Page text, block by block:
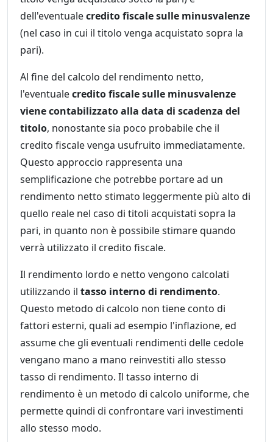
dell'eventualecredito fiscale sulle minusvalenze
(nel caso in cui il titolo venga acquistato sopra la
pari).
Al fine del calcolo del rendimento netto,
l'eventualecredito fiscale sulle minusvalenze
viene contabilizzato alla data di scadenza del
titolo, nonostante sia poco probabile che il
credito fiscale venga usufruito immediatamente.
Questo approccio rappresenta una
semplificazione che potrebbe portare ad un
rendimento netto stimato leggermente più alto di
quello reale nel caso di titoli acquistati sopra la
pari, in quanto non è possibile stimare quando
verrà utilizzato il credito fiscale.
Il rendimento lordo e netto vengono calcolati
utilizzando il tasso interno di rendimento.
Questo metodo di calcolo non tiene conto di
fattori esterni, quali ad esempio l'inflazione, ed
assume che gli eventuali rendimenti delle cedole
vengano mano a mano reinvestiti allo stesso
tasso di rendimento. Il tasso interno di
rendimento è un metodo di calcolo uniforme, che
permette quindi di confrontare vari investimenti
allo stesso modo.